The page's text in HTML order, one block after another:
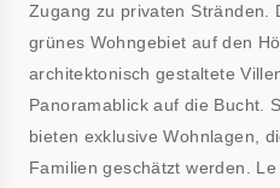
Zugang zu privaten Stränden.
grünes Wohngebiet auf den
architektonisch gestaltete
Panoramablick auf die Bucht.
bieten exklusive Wohnlagen,
Familien geschätzt werden.